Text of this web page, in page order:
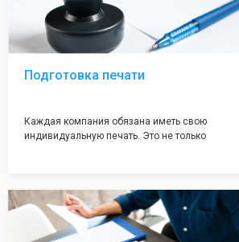
Подготовка печати
Каждая компания обязана иметь свою
индивидуальную печать. Это не только
вам поможем с помощью изготовления
печати по индивидуальному эскизу, который
Вы выберете сами из нашего каталога.